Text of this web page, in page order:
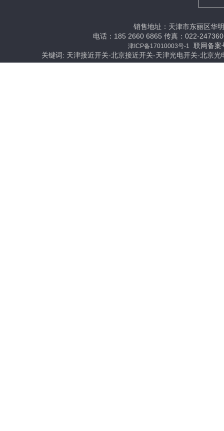
销售地址：天津市东丽区华
电话：185 2660 6865 传真：022-
津ICP备17010003号-1
联网备案
关键词: 天津接近开关-北京接近开关-天津光电开关-北京